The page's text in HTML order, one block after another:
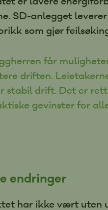
SD-anlegget
som gjør
får
driften.
stabil drift. Det er
gevinster for
endringer
har ikke vært uten